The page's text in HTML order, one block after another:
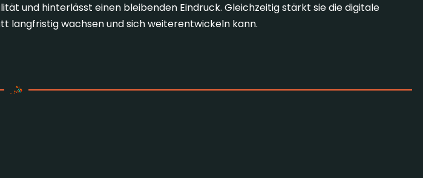
und hinterlässt einen bleibenden Eindruck. Gleichzeitig stärkt sie die digitale
langfristig wachsen und sich weiterentwickeln kann.